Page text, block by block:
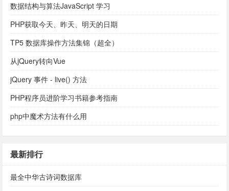
数据结构与算法JavaScript 学习
PHP获取今天、昨天、明天的日期
TP5 数据库操作方法集锦（超全）
从jQuery转向Vue
jQuery 事件 - live() 方法
PHP程序员进阶学习书籍参考指南
php中魔术方法有什么用
最新排行
最全中华古诗词数据库